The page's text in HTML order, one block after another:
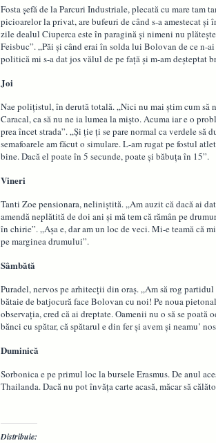
Fosta șefă de la Parcuri Industriale, plecată cu mare tam
picioarelor la privat, are bufeuri de când s-a amestecat și
zile dealul Ciuperca este în paragină și nimeni nu
Feisbuc”. „Păi și când erai în solda lui Bolovan de ce n-
politică mi s-a dat jos vălul de pe față și m-am deșteptat
Joi
Nae polițistul, în derută totală. „Nici nu mai știm cum să
Caracal, ca să nu ne ia lumea la mișto. Acuma iar e o
prea încet strada”. „Și ție ți se pare normal ca verdele să
semafoarele am făcut o simulare. L-am rugat pe fostul
bine. Dacă el poate în 5 secunde, poate și băbuța în 15”.
Vineri
Tanti Zoe pensionara, neliniștită. „Am auzit că dacă ai
amendă neplătită de doi ani și mă tem că rămân pe
în chirie”. „Așa e, dar am un loc de veci. Mi-e teamă că
pe marginea drumului”.
Sâmbătă
Puradel, nervos pe arhitecții din oraș. „Am să rog
bătaie de batjocură face Bolovan cu noi! Pe noua
observația, cred că ai dreptate. Oamenii nu o să se poată
bănci cu spătar, că spătarul e din fer și avem și neamu’
Duminică
Sorbonica e pe primul loc la bursele Erasmus. De anul
Thailanda. Dacă nu pot învăța carte acasă, măcar să
Distribuie: